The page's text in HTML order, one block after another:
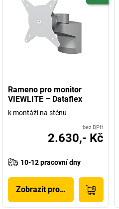
Rameno pro monitor
VIEWLITE – Dataflex
k montáži na stěnu
bez DPH
2.630,- Kč
10-12 pracovní dny
Zobrazit produkt